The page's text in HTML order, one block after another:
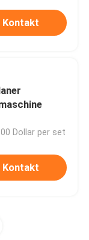
Kontakt
Dollar per set
Kontakt